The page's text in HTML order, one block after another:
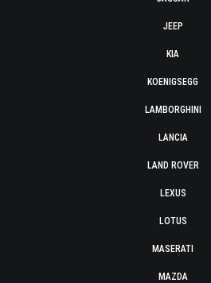
JEEP
KIA
KOENIGSEGG
LAMBORGHINI
LANCIA
LAND ROVER
LEXUS
LOTUS
MASERATI
MAZDA